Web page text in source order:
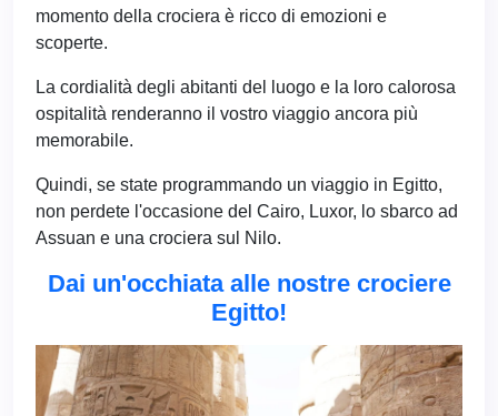
momento della crociera è ricco di emozioni e
scoperte.
La cordialità degli abitanti del luogo e la loro calorosa
ospitalità renderanno il vostro viaggio ancora più
memorabile.
Quindi, se state programmando un viaggio in Egitto,
non perdete l'occasione del Cairo, Luxor, lo sbarco ad
Assuan e una crociera sul Nilo.
Dai un'occhiata alle nostre crociere
Egitto!